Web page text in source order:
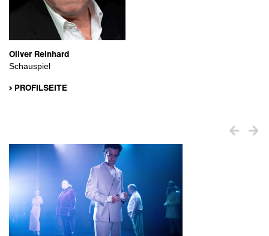
Oliver Reinhard
Schauspiel
› PROFILSEITE